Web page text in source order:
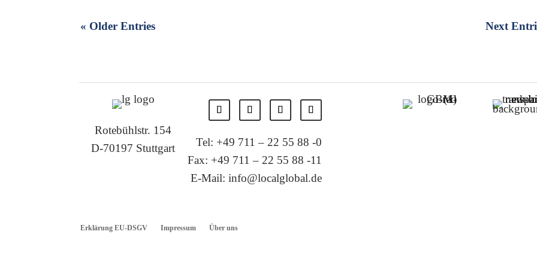
« Older Entries Next
Rotebühlstr. 154
D-70197 Stuttgart
Tel: +49 711 – 22 55 88 -0
Fax: +49 711 – 22 55 88 -11
E-Mail: info@localglobal.de
Erklärung EU-DSGV Impressum Über uns